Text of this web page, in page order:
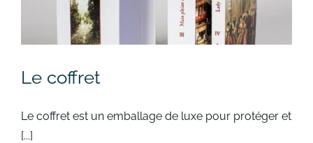
Le coffret
Le coffret est un emballage de luxe pour protéger et
[...]